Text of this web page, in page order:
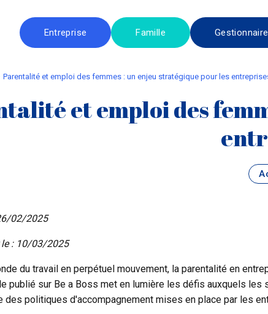
Entreprise Famille
Parentalité et emploi des femmes : un enjeu stratégique pour les
et emploi des
02/2025
: 10/03/2025
du travail en perpétuel mouvement, la parentalité en
publié sur Be a Boss met en lumière les défis auxquels
des politiques d'accompagnement mises en place par les